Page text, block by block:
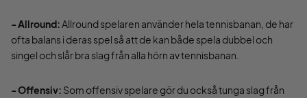
- Allround:Allround spelaren använder hela tennisbanan, de har
ofta balans i deras spel så att de kan både spela dubbel och
singel och slår bra slag från alla hörn av tennisbanan.
- Offensiv: Som offensiv spelare gör du också tunga slag från